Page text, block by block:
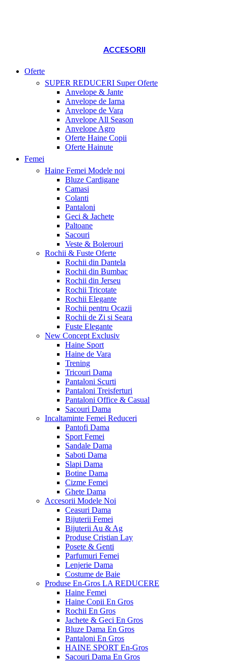
ACCESORII
Oferte
SUPER REDUCERI Super Oferte
Anvelope & Jante
Anvelope de Iarna
Anvelope de Vara
Anvelope All Season
Anvelope Agro
Oferte Haine Copii
Oferte Hainute
Femei
Haine Femei Modele noi
Bluze Cardigane
Camasi
Colanti
Pantaloni
Geci & Jachete
Paltoane
Sacouri
Veste & Bolerouri
Rochii & Fuste Oferte
Rochii din Dantela
Rochii din Bumbac
Rochii din Jerseu
Rochii Tricotate
Rochii Elegante
Rochii pentru Ocazii
Rochii de Zi si Seara
Fuste Elegante
New Concept Exclusiv
Haine Sport
Haine de Vara
Trening
Tricouri Dama
Pantaloni Scurti
Pantaloni Treisferturi
Pantaloni Office & Casual
Sacouri Dama
Incaltaminte Femei Reduceri
Pantofi Dama
Sport Femei
Sandale Dama
Saboti Dama
Slapi Dama
Botine Dama
Cizme Femei
Ghete Dama
Accesorii Modele Noi
Ceasuri Dama
Bijuterii Femei
Bijuterii Au & Ag
Produse Cristian Lay
Posete & Genti
Parfumuri Femei
Lenjerie Dama
Costume de Baie
Produse En-Gros LA REDUCERE
Haine Femei
Haine Copii En Gros
Rochii En Gros
Jachete & Geci En Gros
Bluze Dama En Gros
Pantaloni En Gros
HAINE SPORT En-Gros
Sacouri Dama En Gros